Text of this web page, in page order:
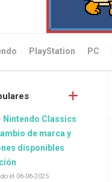
PlayStation PC
Nintendo Classics
de marca y
disponibles
el 06-06-2025